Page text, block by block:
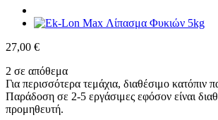
27,00 €
2 σε απόθεμα
Για περισσότερα τεμάχια, διαθέσιμο κατόπιν
Παράδοση σε 2-5 εργάσιμες εφόσον είναι
προμηθευτή.